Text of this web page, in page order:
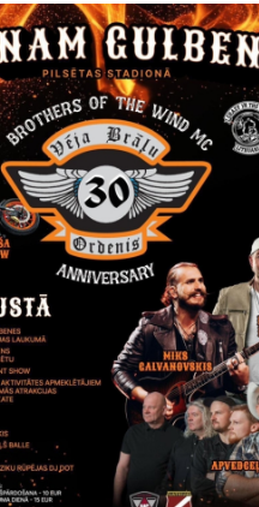
2022
vieta
Latviskās dzīvesziņas centrs